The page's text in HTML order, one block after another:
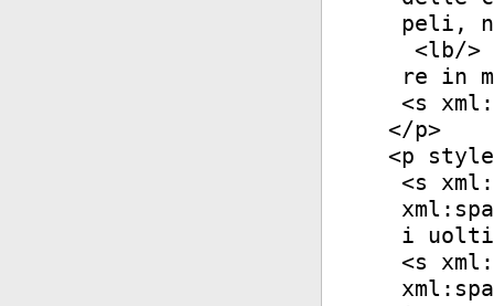
peli,
<lb/>
re in
<s
</p>
<p style
<s
i
<s